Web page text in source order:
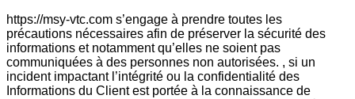
https://msy-vtc.com s’engage à prendre toutes les
précautions nécessaires afin de préserver la sécurité des
informations et notamment qu’elles ne soient pas
communiquées à des personnes non autorisées. , si un
incident impactant l’intégrité ou la confidentialité des
Informations du Client est portée à la connaissance de